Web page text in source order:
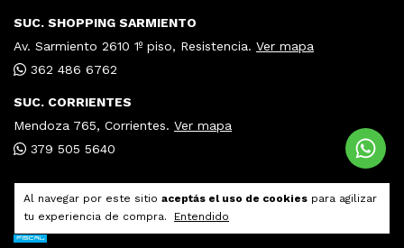
Al navegar por este sitio aceptás el uso de cookies para agilizar
tu experiencia de compra.
Entendido
SUC. SHOPPING SARMIENTO
Av. Sarmiento 2610 1º piso, Resistencia. Ver mapa
362 486 6762
SUC. CORRIENTES
Mendoza 765, Corrientes. Ver mapa
379 505 5640